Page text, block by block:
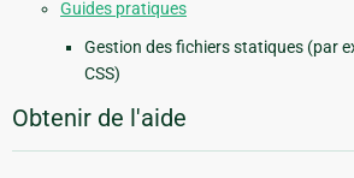
Guides pratiques
Gestion des fichiers statiques (par
CSS)
Obtenir de l'aide